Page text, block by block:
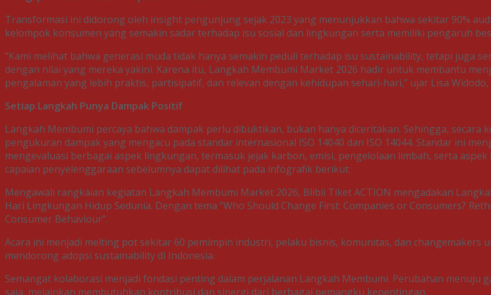
Transformasi ini didorong oleh insight pengunjung sejak 2023 yang menunjukkan bahwa sekitar 90%
kelompok konsumen yang semakin sadar terhadap isu sosial dan lingkungan serta memiliki pengaruh
“Kami melihat bahwa generasi muda tidak hanya semakin peduli terhadap isu sustainability, tetapi juga
dengan nilai yang mereka yakini. Karena itu, Langkah Membumi Market 2026 hadir untuk membantu
pengalaman yang lebih praktis, partisipatif, dan relevan dengan kehidupan sehari-hari,” ujar Lisa Widodo,
Setiap Langkah Punya Dampak Positif
Langkah Membumi percaya bahwa dampak perlu dibuktikan, bukan hanya diceritakan. Sehingga,
pengukuran dampak yang mengacu pada standar internasional ISO 14040 dan ISO 14044. Standar ini
mengevaluasi berbagai aspek lingkungan, termasuk jejak karbon, emisi, pengelolaan limbah, serta
capaian penyelenggaraan sebelumnya dapat dilihat pada infografik berikut:
Mengawali rangkaian kegiatan Langkah Membumi Market 2026, Blibli Tiket ACTION mengadakan
Hari Lingkungan Hidup Sedunia. Dengan tema “Who Should Change First: Companies or Consumers?
Consumer Behaviour”.
Acara ini menjadi melting pot sekitar 60 pemimpin industri, pelaku bisnis, komunitas, dan
mendorong adopsi sustainability di Indonesia.
Semangat kolaborasi menjadi fondasi penting dalam perjalanan Langkah Membumi. Perubahan
saja, melainkan membutuhkan kontribusi dan sinergi dari berbagai pemangku kepentingan.